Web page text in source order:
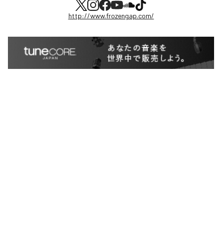
http://www.frozengap.com/